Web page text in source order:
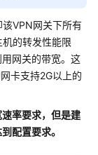
VPN网关下所有
的转发性能限
网关的带宽。这
卡支持2G以上的
率要求，但是建
配置要求。